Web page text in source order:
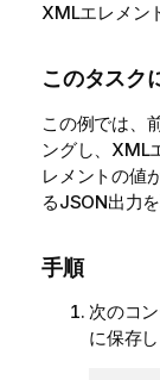
XMLエレメン
このタスク
この例では、
ングし、XML
レメントの値
るJSON出力
手順
次のコ
に保存